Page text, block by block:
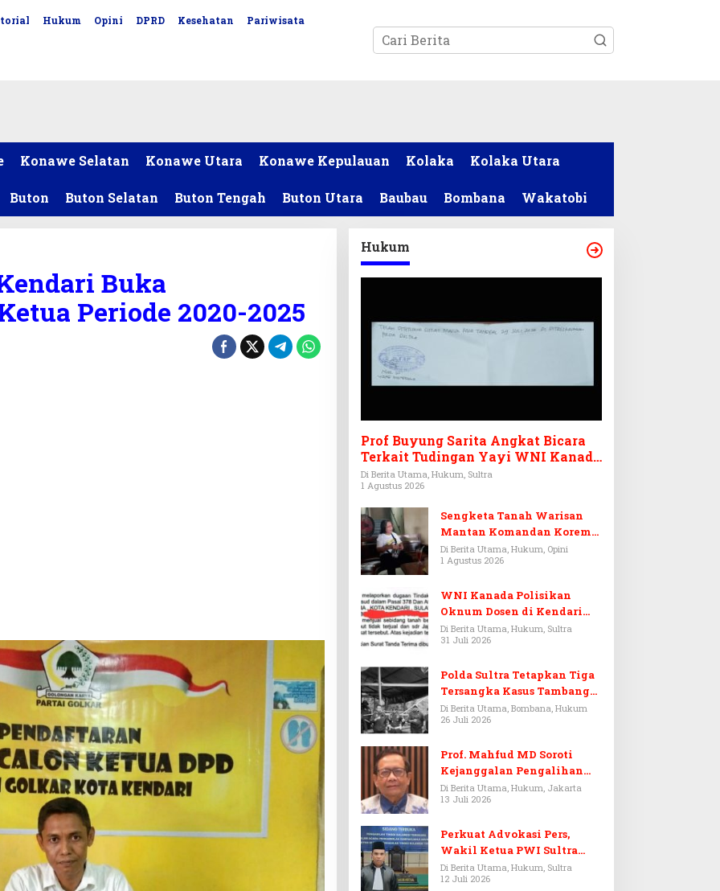
Hukum Opini DPRD Kesehatan Pariwisata
Konawe Selatan Konawe Utara Konawe Kepulauan Kolaka Kolaka Utara
Buton Buton Selatan Buton Tengah Buton Utara Baubau Bombana Wakatobi
Buka
Periode 2020-2025
Hukum
Prof Buyung Sarita Angkat Bicara
Terkait Tudingan Yayi WNI Kanada
Ditagih Utang Rp3,6 Miliar
Di Berita Utama, Hukum, Sultra
1 Agustus 2026
Sengketa Tanah Warisan
Mantan Komandan Korem
143/HO, Ketika Warisan
Menjadi Arena Pemerasan
Di Berita Utama, Hukum, Opini
1 Agustus 2026
WNI Kanada Polisikan
Oknum Dosen di Kendari
Terkait Aset Puluhan Miliar
Di Berita Utama, Hukum, Sultra
31 Juli 2026
Polda Sultra Tetapkan Tiga
Tersangka Kasus Tambang
Emas Ilegal di Bombana
Di Berita Utama, Bombana, Hukum
26 Juli 2026
Prof. Mahfud MD Soroti
Kejanggalan Pengalihan
Penyelidikan Tersangka
Febrie Adriansyah
Di Berita Utama, Hukum, Jakarta
13 Juli 2026
Perkuat Advokasi Pers,
Wakil Ketua PWI Sultra
Resmi Dilantik Menjadi
Advokat PERADI
Di Berita Utama, Hukum, Sultra
12 Juli 2026